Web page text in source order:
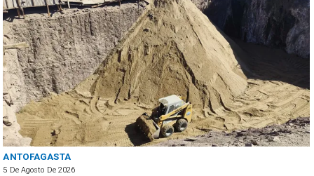
ANTOFAGASTA
5 De Agosto De 2026